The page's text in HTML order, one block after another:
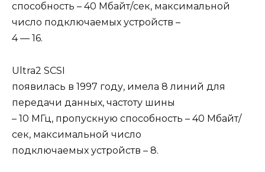
способность – 40 Мбайт/сек, максимальной
число подключаемых устройств –
4 — 16.
Ultra2 SCSI
появилась в 1997 году, имела 8 линий для
передачи данных, частоту шины
– 10 МГц, пропускную способность – 40 Мбайт/
сек, максимальной число
подключаемых устройств – 8.